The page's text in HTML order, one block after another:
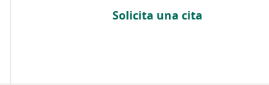
Solicita una cita